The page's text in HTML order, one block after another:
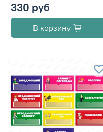
330 руб
В корзину